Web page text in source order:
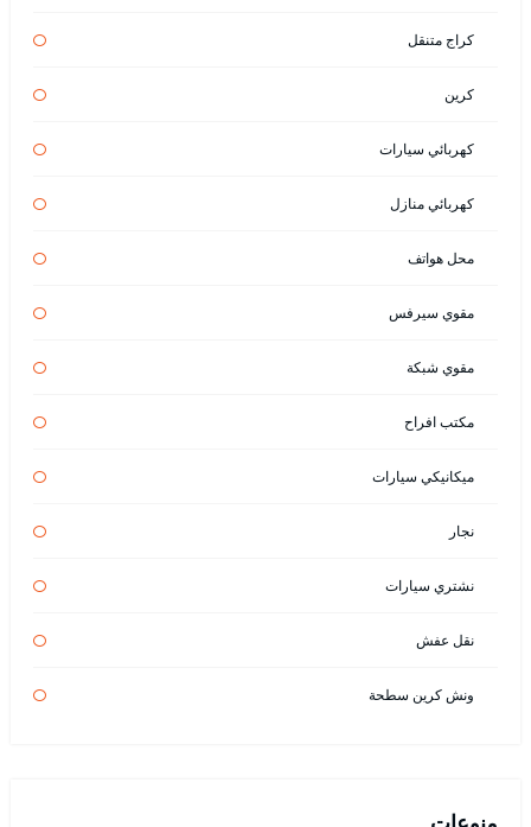
كراج متنقل
كرين
كهربائي سيارات
كهربائي منازل
محل هواتف
مقوي سيرفس
مقوي شبكة
مكتب افراح
ميكانيكي سيارات
نجار
نشتري سيارات
نقل عفش
ونش كرين سطحة